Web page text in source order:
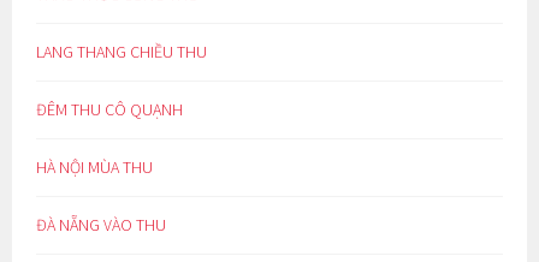
LANG THANG CHIỀU THU
ĐÊM THU CÔ QUẠNH
HÀ NỘI MÙA THU
ĐÀ NẴNG VÀO THU